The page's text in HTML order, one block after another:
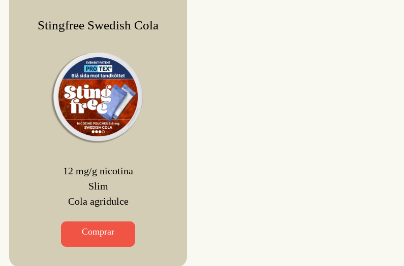
Stingfree Swedish Cola
12 mg/g nicotina
Slim
Cola agridulce
Comprar